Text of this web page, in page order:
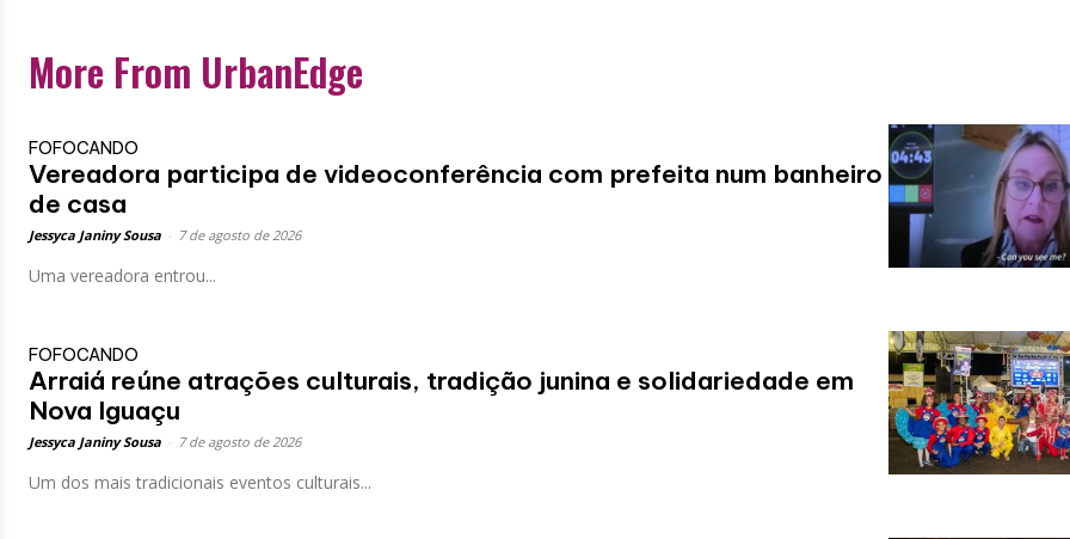
More From UrbanEdge
FOFOCANDO
Vereadora participa de videoconferência com prefeita num banheiro
de casa
Jessyca Janiny Sousa 7 de agosto de 2026
Uma vereadora entrou...
FOFOCANDO
Arraiá reúne atrações culturais, tradição junina e solidariedade em
Nova Iguaçu
Jessyca Janiny Sousa 7 de agosto de 2026
Um dos mais tradicionais eventos culturais...